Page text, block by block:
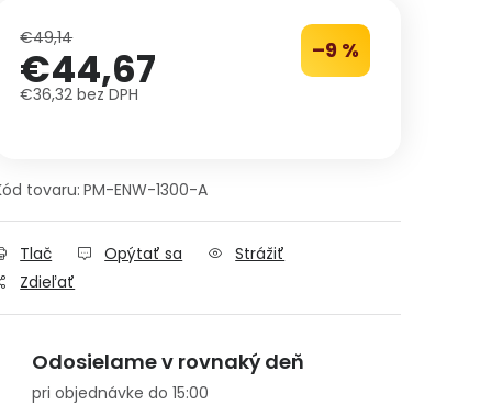
€49,14 –9 %
€44,67
€36,32 bez DPH
tovaru: PM-ENW-1300-A
Tlač Opýtať sa
Strážiť
Zdieľať
Odosielame v rovnaký deň
pri objednávke do 15:00